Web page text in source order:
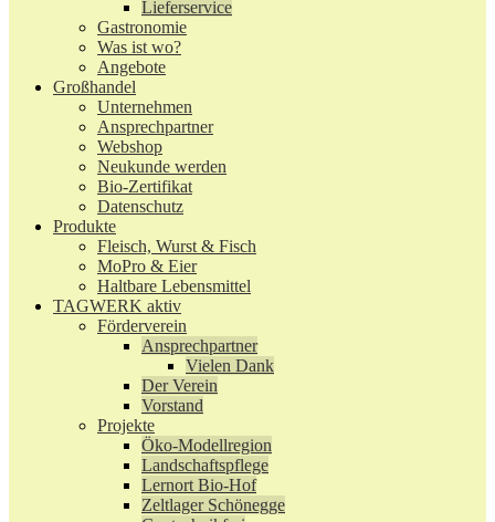
Lieferservice
Gastronomie
Was ist wo?
Angebote
Großhandel
Unternehmen
Ansprechpartner
Webshop
Neukunde werden
Bio-Zertifikat
Datenschutz
Produkte
Fleisch, Wurst & Fisch
MoPro & Eier
Haltbare Lebensmittel
TAGWERK aktiv
Förderverein
Ansprechpartner
Vielen Dank
Der Verein
Vorstand
Projekte
Öko-Modellregion
Landschaftspflege
Lernort Bio-Hof
Zeltlager Schönegge